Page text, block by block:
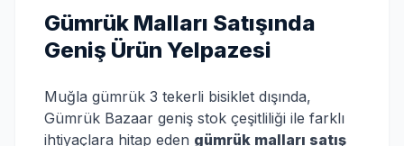
Gümrük Malları Satışında
Geniş Ürün Yelpazesi
Muğla gümrük 3 tekerli bisiklet dışında,
Gümrük Bazaar geniş stok çeşitliliği ile farklı
ihtiyaçlara hitap eden gümrük malları satış